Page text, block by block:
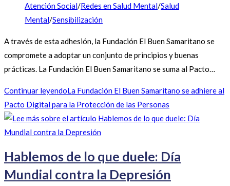
Atención Social/Redes en Salud Mental/Salud
Mental/Sensibilización
A través de esta adhesión, la Fundación El Buen Samaritano se
compromete a adoptar un conjunto de principios y buenas
prácticas. La Fundación El Buen Samaritano se suma al Pacto…
Continuar leyendoLa Fundación El Buen Samaritano se adhiere al
Pacto Digital para la Protección de las Personas
Hablemos de lo que duele: Día
Mundial contra la Depresión